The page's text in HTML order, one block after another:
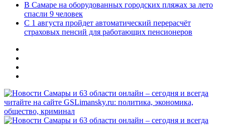
В Самаре на оборудованных городских пляжах за лето
спасли 9 человек
С 1 августа пройдет автоматический перерасчёт
страховых пенсий для работающих пенсионеров
Меню